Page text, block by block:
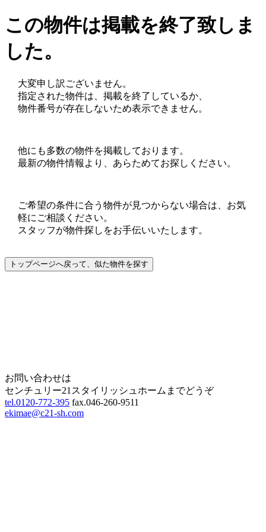
この物件は掲載を終了致しま
した。
大変申し訳ございません。
指定された物件は、掲載を終了しているか、
物件番号が存在しないため表示できません。
他にも多数の物件を掲載しております。
最新の物件情報より、あらためてお探しください。
ご希望の条件に合う物件が見つからない場合は、お気
軽にご相談ください。
スタッフが物件探しをお手伝いいたします。
お問い合わせは
センチュリー21スタイリッシュホームまでどうぞ
tel.0120-772-395 fax.046-260-9511
ekimae@c21-sh.com